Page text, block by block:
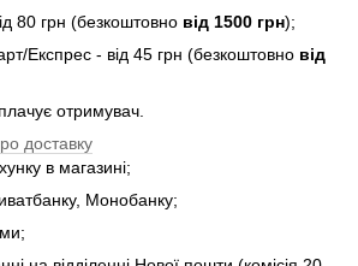
80 грн (безкоштовно від 1500 грн);
Експрес - від 45 грн (безкоштовно від
отримувач.
доставку
в магазині;
Монобанку;